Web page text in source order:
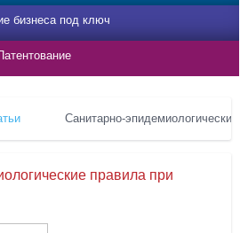
бизнеса под ключ
Санитарно-эпидемиологические
правила при